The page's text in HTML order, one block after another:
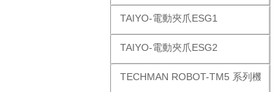
TAIYO-電動夾爪ESG1
TAIYO-電動夾爪ESG2
TECHMAN ROBOT-TM5 系列機器人